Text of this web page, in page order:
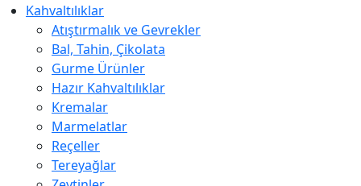
Kahvaltılıklar
Atıştırmalık ve Gevrekler
Bal, Tahin, Çikolata
Gurme Ürünler
Hazır Kahvaltılıklar
Kremalar
Marmelatlar
Reçeller
Tereyağlar